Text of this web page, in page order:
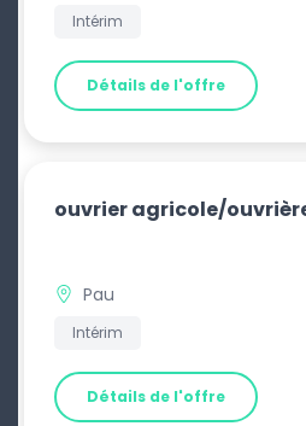
Intérim
Détails de l'offre
ouvrier agricole/
Pau
Intérim
Détails de l'offre